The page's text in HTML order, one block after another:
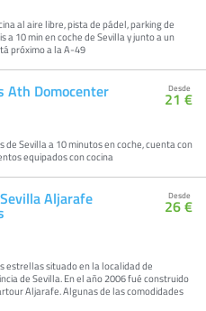
al aire libre, pista de pádel, parking de
a 10 min en coche de Sevilla y junto a un
próximo a la A-49
Ath Domocenter
de Sevilla a 10 minutos en coche, cuenta con
equipados con cocina
Desde
21 €
Aljarafe
estrellas situado en la localidad de
de Sevilla. En el año 2006 fué construido
Aljarafe. Algunas de las comodidades
Desde
26 €